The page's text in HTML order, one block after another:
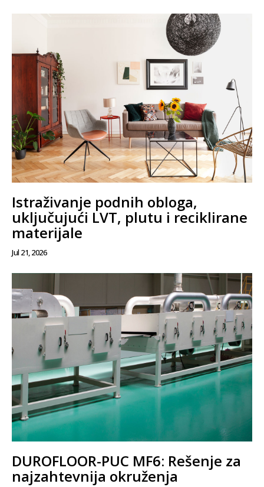
Istraživanje podnih obloga,
uključujući LVT, plutu i reciklirane
materijale
Jul 21, 2026
DUROFLOOR-PUC MF6: Rešenje za
najzahtevnija okruženja